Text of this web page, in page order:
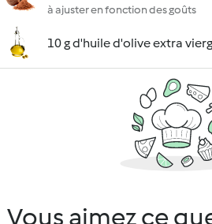
à ajuster en fonction des goûts
10 g d'huile d'olive extra
Vous aimez ce